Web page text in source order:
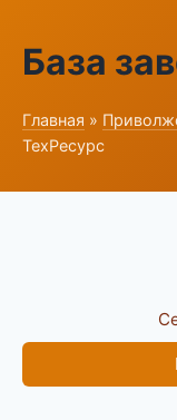
База
Главная »
ТехРесурс